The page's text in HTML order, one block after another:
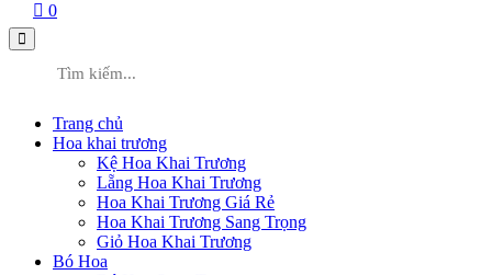
0
Trang chủ
Hoa khai trương
Kệ Hoa Khai Trương
Lẵng Hoa Khai Trương
Hoa Khai Trương Giá Rẻ
Hoa Khai Trương Sang Trọng
Giỏ Hoa Khai Trương
Bó Hoa